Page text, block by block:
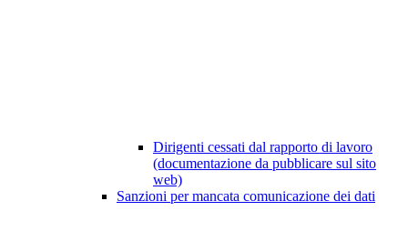
Dirigenti cessati dal rapporto di lavoro
(documentazione da pubblicare sul sito
web)
Sanzioni per mancata comunicazione dei dati